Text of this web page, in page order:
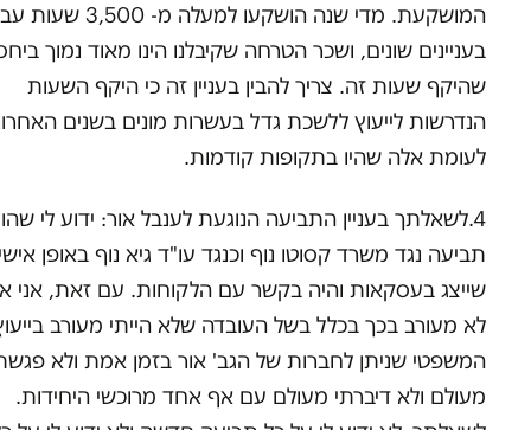
המושקעת. מדי שנה הושקעו למעלה מ-
בעניינים שונים, ושכר הטרחה שקיבלנו הינו מאוד נמוך
שהיקף שעות זה. צריך להבין בעניין זה כי היקף השעות
הנדרשות לייעוץ ללשכת גדל בעשרות מונים בשנים
לעומת אלה שהיו בתקופות קודמות.
4.לשאלתך בעניין התביעה הנוגעת לענבל אור: ידוע לי
תביעה נגד משרד קסוטו נוף וכנגד עו"ד גיא נוף באופן
שייצג בעסקאות והיה בקשר עם הלקוחות. עם זאת, אני
לא מעורב בכך בכלל בשל העובדה שלא הייתי מעורב
המשפטי שניתן לחברות של הגב' אור בזמן אמת ולא
מעולם ולא דיברתי מעולם עם אף אחד מרוכשי היחידות.